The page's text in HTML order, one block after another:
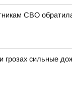
СВО
грозах сильные